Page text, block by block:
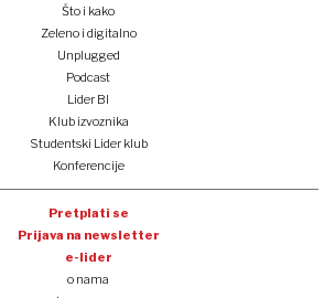
Što i kako
Zeleno i digitalno
Unplugged
Podcast
Lider BI
Klub izvoznika
Studentski Lider klub
Konferencije
Pretplati se
Prijava na newsletter
e-lider
o nama